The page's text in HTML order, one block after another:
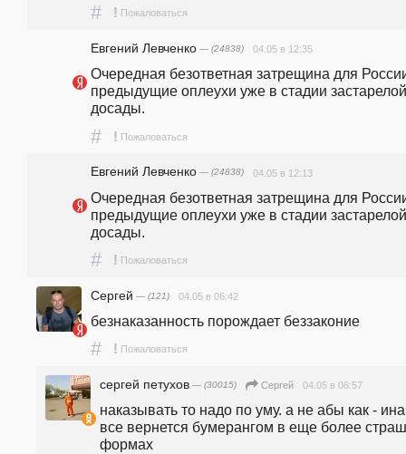
# ! Пожаловаться
Евгений Левченко — (24838) 04.05 в 12:35
Очередная безответная затрещина для
предыдущие оплеухи уже в стадии застарелой
досады.
# ! Пожаловаться
Евгений Левченко — (24838) 04.05 в 12:13
Очередная безответная затрещина для
предыдущие оплеухи уже в стадии застарелой
досады.
# ! Пожаловаться
Сергей — (121) 04.05 в 06:42
безнаказанность порождает беззаконие
# ! Пожаловаться
сергей петухов — (30015) Сергей 04.05 в 06:57
наказывать то надо по уму. а не абы как -
все вернется бумерангом в еще более
формах